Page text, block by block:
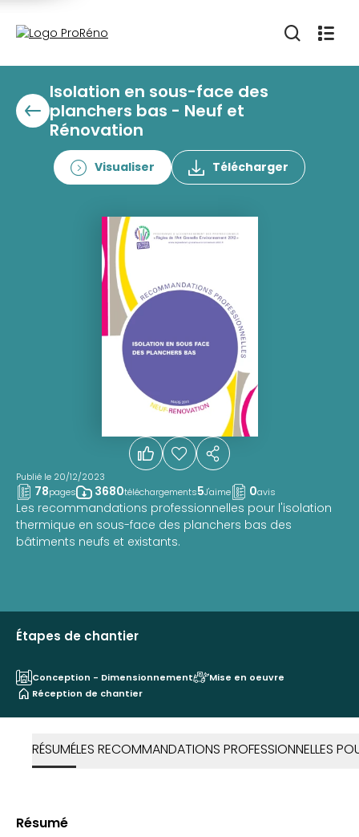
Isolation en sous-face des
planchers bas - Neuf et
Rénovation
Visualiser Télécharger
Publié le 20/12/2023
78pages 3680téléchargements5J'aime 0avis
Les recommandations professionnelles pour l'isolation
thermique en sous-face des planchers bas des
bâtiments neufs et existants.
Étapes de chantier
Conception - Dimensionnement
Mise en oeuvre
Réception de chantier
RÉSUMÉLES RECOMMANDATIONS PROFESSIONNELLES
Résumé